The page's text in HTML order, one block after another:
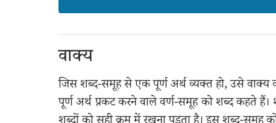
वाक्य
जिस शब्द-समूह से एक पूर्ण अर्थ व्यक्त हो, उसे वाक्य
पूर्ण अर्थ प्रकट करने वाले वर्ण-समूह को शब्द कहते